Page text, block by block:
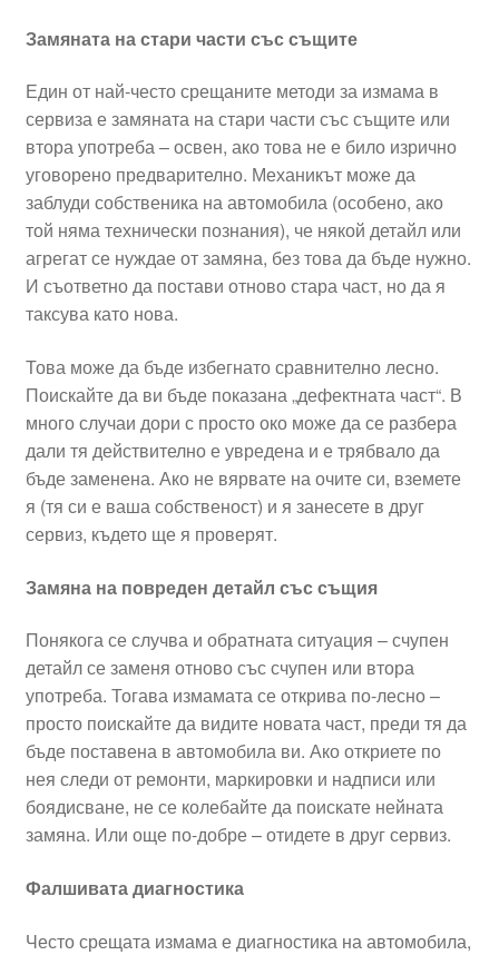
Замяната на стари части със същите
Един от най-често срещаните методи за измама в
сервиза е замяната на стари части със същите или
втора употреба – освен, ако това не е било изрично
уговорено предварително. Механикът може да
заблуди собственика на автомобила (особено, ако
той няма технически познания), че някой детайл или
агрегат се нуждае от замяна, без това да бъде нужно.
И съответно да постави отново стара част, но да я
таксува като нова.
Това може да бъде избегнато сравнително лесно.
Поискайте да ви бъде показана „дефектната част“. В
много случаи дори с просто око може да се разбера
дали тя действително е увредена и е трябвало да
бъде заменена. Ако не вярвате на очите си, вземете
я (тя си е ваша собственост) и я занесете в друг
сервиз, където ще я проверят.
Замяна на повреден детайл със същия
Понякога се случва и обратната ситуация – счупен
детайл се заменя отново със счупен или втора
употреба. Тогава измамата се открива по-лесно –
просто поискайте да видите новата част, преди тя да
бъде поставена в автомобила ви. Ако откриете по
нея следи от ремонти, маркировки и надписи или
боядисване, не се колебайте да поискате нейната
замяна. Или още по-добре – отидете в друг сервиз.
Фалшивата диагностика
Често срещата измама е диагностика на автомобила,